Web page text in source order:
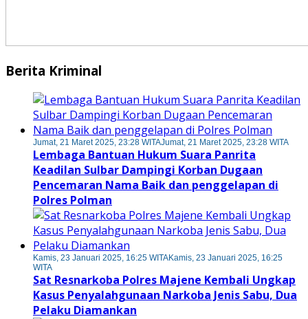
Berita Kriminal
Jumat, 21 Maret 2025, 23:28 WITAJumat, 21 Maret 2025, 23:28 WITA
Lembaga Bantuan Hukum Suara Panrita
Keadilan Sulbar Dampingi Korban Dugaan
Pencemaran Nama Baik dan penggelapan di
Polres Polman
Kamis, 23 Januari 2025, 16:25 WITAKamis, 23 Januari 2025, 16:25
WITA
Sat Resnarkoba Polres Majene Kembali Ungkap
Kasus Penyalahgunaan Narkoba Jenis Sabu, Dua
Pelaku Diamankan